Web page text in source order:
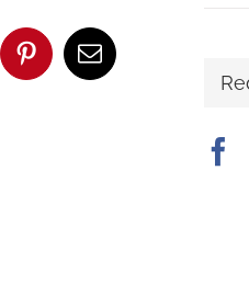
Pinterest
E-
mail